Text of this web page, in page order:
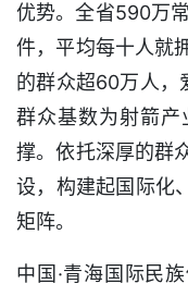
优势。全省590万
件，平均每十人就
的群众超60万人，
群众基数为射箭
撑。依托深厚的群
设，构建起国际化
矩阵。
中国·青海国际民